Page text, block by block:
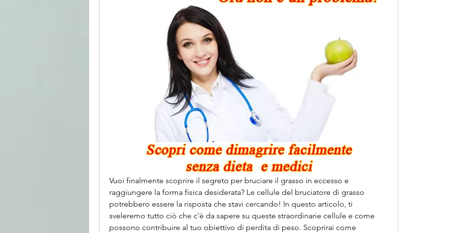
Vuoi finalmente scoprire il segreto per bruciare il grasso in eccesso e
raggiungere la forma fisica desiderata? Le cellule del bruciatore di grasso
potrebbero essere la risposta che stavi cercando! In questo articolo, ti
sveleremo tutto ciò che c'è da sapere su queste straordinarie cellule e come
possono contribuire al tuo obiettivo di perdita di peso. Scoprirai come